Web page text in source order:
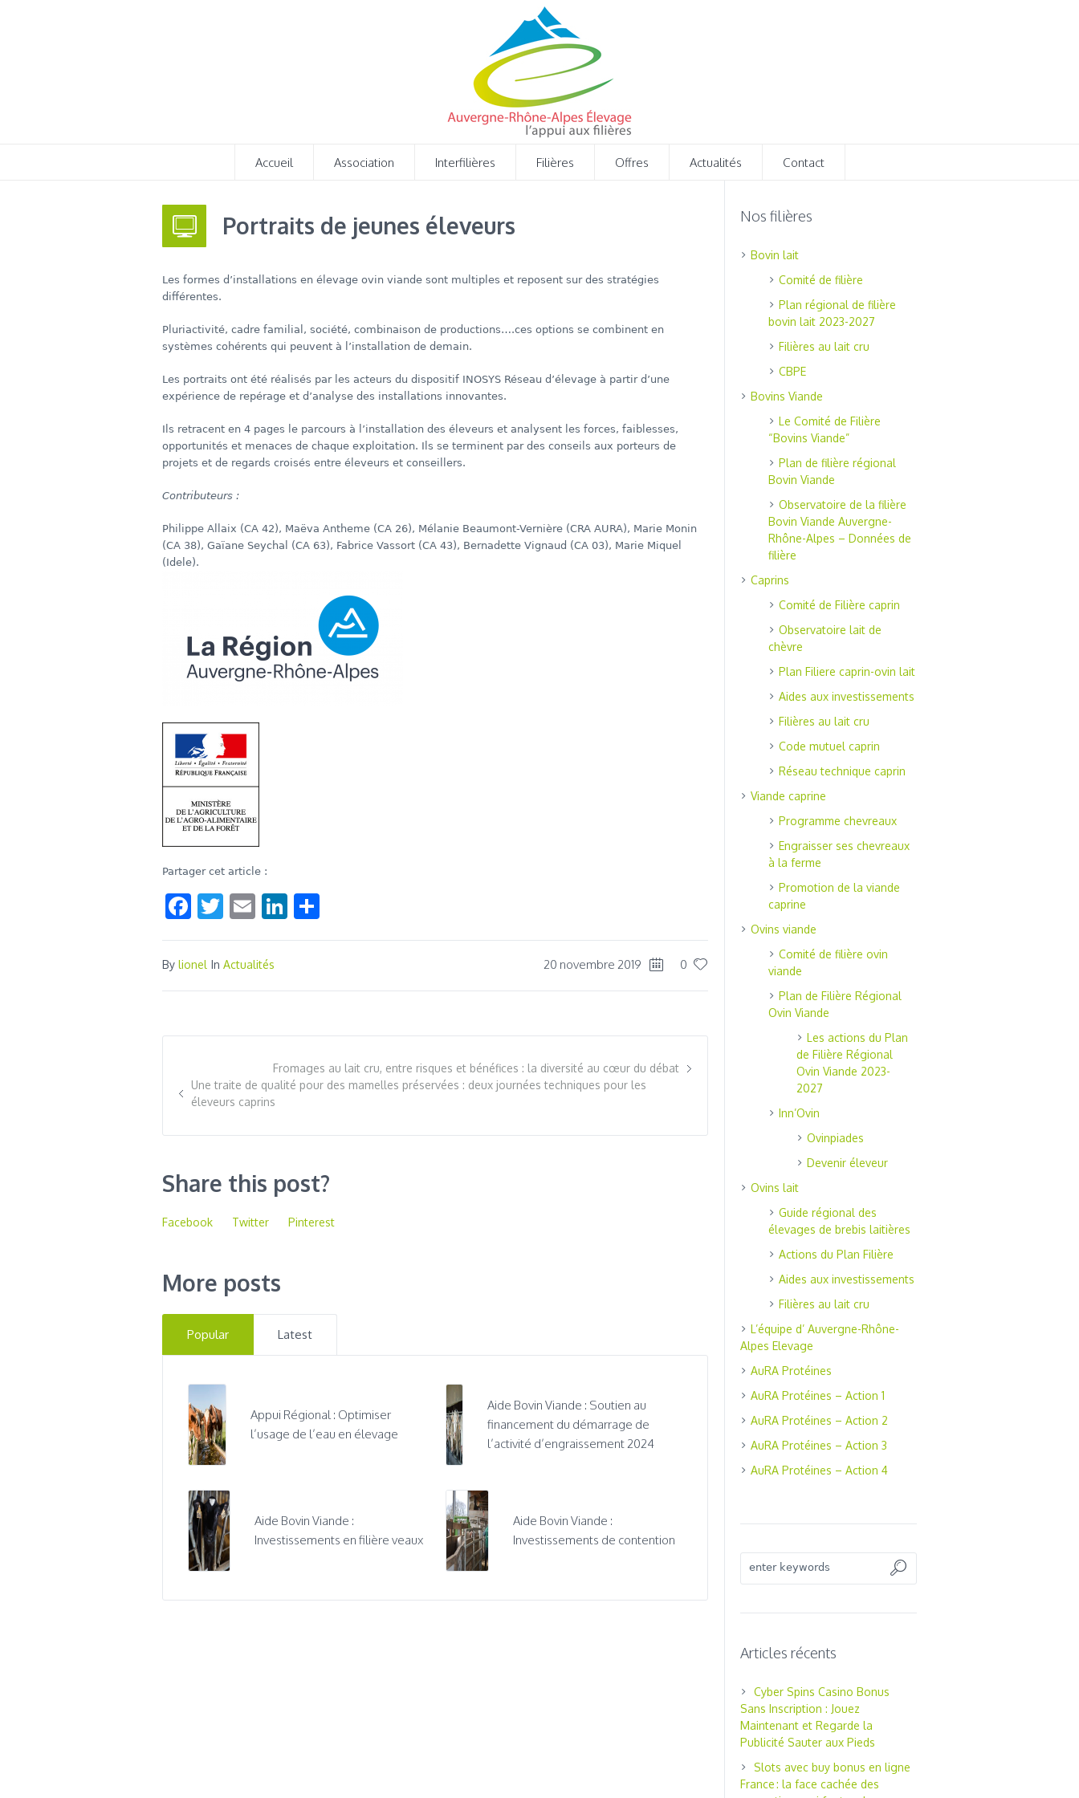
Accueil Association Interfilières Filières Offres Actualités Contact
Portraits de jeunes éleveurs
Les formes d’installations en élevage ovin viande sont multiples et reposent sur des stratégies
différentes.
Pluriactivité, cadre familial, société, combinaison de productions….ces options se combinent en
systèmes cohérents qui peuvent à l’installation de demain.
Les portraits ont été réalisés par les acteurs du dispositif INOSYS Réseau d’élevage à partir d’une
expérience de repérage et d’analyse des installations innovantes.
Ils retracent en 4 pages le parcours à l’installation des éleveurs et analysent les forces, faiblesses,
opportunités et menaces de chaque exploitation. Ils se terminent par des conseils aux porteurs de
projets et de regards croisés entre éleveurs et conseillers.
Contributeurs :
Philippe Allaix (CA 42), Maëva Antheme (CA 26), Mélanie Beaumont-Vernière (CRA AURA), Marie Monin
(CA 38), Gaïane Seychal (CA 63), Fabrice Vassort (CA 43), Bernadette Vignaud (CA 03), Marie Miquel
(Idele).
Partager cet article :
Facebook
Twitter
EmailLinkedIn
20 novembre 2019 0
By lionel In Actualités
Fromages au lait cru, entre risques et bénéfices : la diversité au cœur du débat
Une traite de qualité pour des mamelles préservées : deux journées techniques pour les
éleveurs caprins
Share this post?
Facebook Twitter Pinterest
More posts
Popular Latest
Appui Régional : Optimiser
l’usage de l’eau en élevage
Aide Bovin Viande : Soutien au
financement du démarrage de
l’activité d’engraissement 2024
Aide Bovin Viande :
Investissements en filière veaux
Aide Bovin Viande :
Investissements de contention
Nos filières
Bovin lait
Comité de filière
Plan régional de filière
bovin lait 2023-2027
Filières au lait cru
CBPE
Bovins Viande
Le Comité de Filière
“Bovins Viande”
Plan de filière régional
Bovin Viande
Observatoire de la filière
Bovin Viande Auvergne-
Rhône-Alpes – Données de
filière
Caprins
Comité de Filière caprin
Observatoire lait de
chèvre
Plan Filiere caprin-ovin lait
Aides aux investissements
Filières au lait cru
Code mutuel caprin
Réseau technique caprin
Viande caprine
Programme chevreaux
Engraisser ses chevreaux
à la ferme
Promotion de la viande
caprine
Ovins viande
Comité de filière ovin
viande
Plan de Filière Régional
Ovin Viande
Les actions du Plan
de Filière Régional
Ovin Viande 2023-
2027
Inn’Ovin
Ovinpiades
Devenir éleveur
Ovins lait
Guide régional des
élevages de brebis laitières
Actions du Plan Filière
Aides aux investissements
Filières au lait cru
L’équipe d’ Auvergne-Rhône-
Alpes Elevage
AuRA Protéines
AuRA Protéines – Action 1
AuRA Protéines – Action 2
AuRA Protéines – Action 3
AuRA Protéines – Action 4
Articles récents
Cyber Spins Casino Bonus
Sans Inscription : Jouez
Maintenant et Regarde la
Publicité Sauter aux Pieds
Slots avec buy bonus en ligne
France : la face cachée des